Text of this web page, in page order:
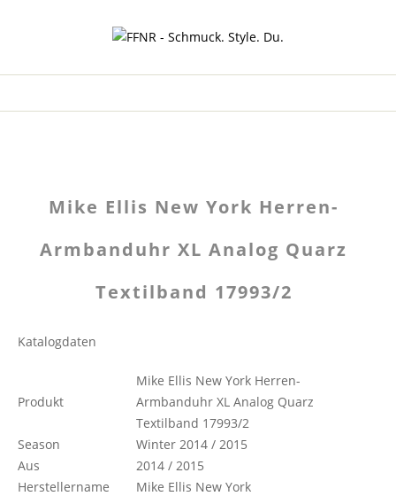
Mike Ellis New York Herren-
Armbanduhr XL Analog Quarz
Textilband 17993/2
Katalogdaten
Produkt
Mike Ellis New York Herren-
Armbanduhr XL Analog Quarz
Textilband 17993/2
Season
Winter 2014 / 2015
Aus
2014 / 2015
Herstellername
Mike Ellis New York